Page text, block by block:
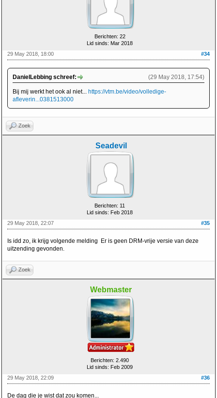
Berichten: 22
Lid sinds: Mar 2018
#34
29 May 2018, 18:00
(29 May 2018, 17:54)
DanielLebbing schreef:
Bij mij werkt het ook al niet... https://vtm.be/video/volledige-
afleverin...0381513000
Zoek
Seadevil
Berichten: 11
Lid sinds: Feb 2018
#35
29 May 2018, 22:07
Is idd zo, ik krijg volgende melding Er is geen DRM-vrije versie van deze
uitzending gevonden.
Zoek
Webmaster
Berichten: 2.490
Lid sinds: Feb 2009
#36
29 May 2018, 22:09
De dag die je wist dat zou komen...